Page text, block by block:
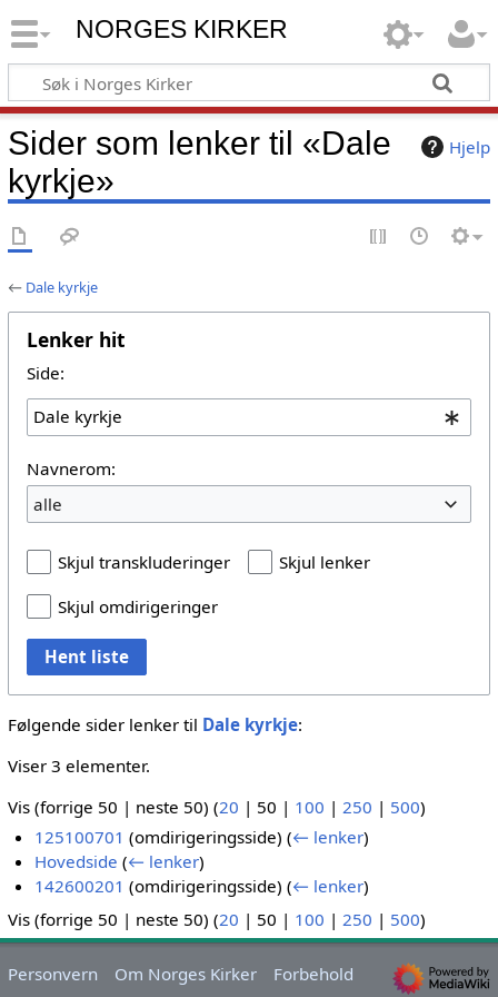
NORGES KIRKER
Hjelp
Sider som lenker til «Dale
kyrkje»
← Dale kyrkje
Lenker hit
Side:
Navnerom:
alle
Skjul transkluderinger
Skjul lenker
Skjul omdirigeringer
Hent liste
Følgende sider lenker til Dale kyrkje:
Viser 3 elementer.
Vis (forrige 50 | neste 50) (20 | 50 | 100 | 250 | 500)
125100701 (omdirigeringsside)(← lenker)
Hovedside (← lenker)
142600201 (omdirigeringsside)(← lenker)
Vis (forrige 50 | neste 50) (20 | 50 | 100 | 250 | 500)
Personvern Om Norges Kirker Forbehold